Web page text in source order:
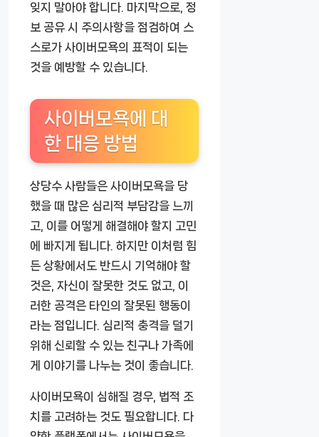
잊지 말아야 합니다. 마지막으로, 정
보 공유 시 주의사항을 점검하여 스
스로가 사이버모욕의 표적이 되는
것을 예방할 수 있습니다.
사이버모욕에 대
한 대응 방법
상당수 사람들은 사이버모욕을 당
했을 때 많은 심리적 부담감을 느끼
고, 이를 어떻게 해결해야 할지 고민
에 빠지게 됩니다. 하지만 이처럼 힘
든 상황에서도 반드시 기억해야 할
것은, 자신이 잘못한 것도 없고, 이
러한 공격은 타인의 잘못된 행동이
라는 점입니다. 심리적 충격을 덜기
위해 신뢰할 수 있는 친구나 가족에
게 이야기를 나누는 것이 좋습니다.
사이버모욕이 심해질 경우, 법적 조
치를 고려하는 것도 필요합니다. 다